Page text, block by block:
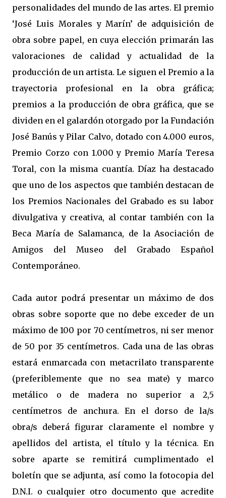
personalidades del mundo de las artes. El premio
‘José Luis Morales y Marín’ de adquisición de
obra sobre papel, en cuya elección primarán las
valoraciones de calidad y actualidad de la
producción de un artista. Le siguen el Premio a la
trayectoria profesional en la obra gráfica;
premios a la producción de obra gráfica, que se
dividen en el galardón otorgado por la Fundación
José Banús y Pilar Calvo, dotado con 4.000 euros,
Premio Corzo con 1.000 y Premio María Teresa
Toral, con la misma cuantía. Díaz ha destacado
que uno de los aspectos que también destacan de
los Premios Nacionales del Grabado es su labor
divulgativa y creativa, al contar también con la
Beca María de Salamanca, de la Asociación de
Amigos del Museo del Grabado Español
Contemporáneo.
Cada autor podrá presentar un máximo de dos
obras sobre soporte que no debe exceder de un
máximo de 100 por 70 centímetros, ni ser menor
de 50 por 35 centímetros. Cada una de las obras
estará enmarcada con metacrilato transparente
(preferiblemente que no sea mate) y marco
metálico o de madera no superior a 2,5
centímetros de anchura. En el dorso de la/s
obra/s deberá figurar claramente el nombre y
apellidos del artista, el título y la técnica. En
sobre aparte se remitirá cumplimentado el
boletín que se adjunta, así como la fotocopia del
D.N.I. o cualquier otro documento que acredite